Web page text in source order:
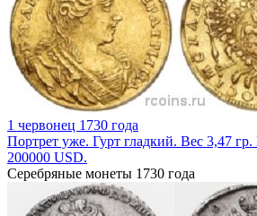
1 червонец 1730 года
Портрет уже. Гурт гладкий. Вес 3,47
200000 USD.
Серебряные монеты 1730 года